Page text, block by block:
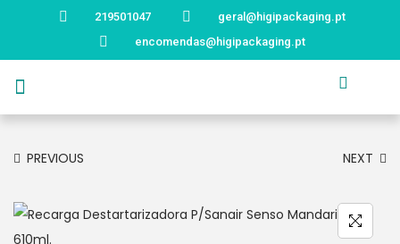
219501047
geral@higipackaging.pt
encomendas@higipackaging.pt
PREVIOUS NEXT